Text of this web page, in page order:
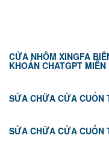
CỬA NHÔM XINGFA
KHOẢN CHATGPT MIỄN
SỬA CHỮA CỬA CUỐN
SỬA CHỮA CỬA CUỐN